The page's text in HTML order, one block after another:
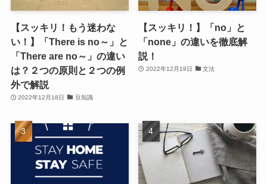
【スッキリ！もう迷わな
い！】「There is no～」と
「There are no～」の違い
は？２つの原則と２つの例
外で解説
2022年12月18日 豆知識
【スッキリ！】「no」と
「none」の違いを徹底解
説！
2022年12月19日 文法